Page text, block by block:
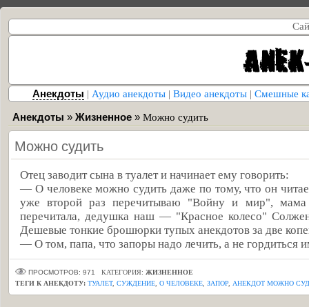
Анекдоты | Аудио анекдоты | Видео анекдоты | Смешные
Анекдоты » Жизненное » Можно судить
Можно судить
Отец заводит сына в туалет и начинает ему говорить:
— О человеке можно судить даже по тому, что он
уже второй раз перечитываю "Войну и мир",
перечитала, дедушка наш — "Красное колесо"
Дешевые тонкие брошюрки тупых анекдотов за две
— О том, папа, что запоры надо лечить, а не гордиться
ПРОСМОТРОВ: 971 КАТЕГОРИЯ: ЖИЗНЕННОЕ
ТЕГИ К АНЕКДОТУ: ТУАЛЕТ, СУЖДЕНИЕ О ЧЕЛОВЕКЕ ЗАПОР АНЕКДОТ МОЖНО